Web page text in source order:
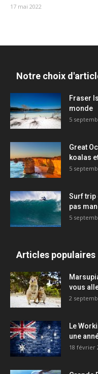
17 mai 2022
Notre choix
Fraser
monde
5
Great
koalas
5
Surf trip
pas
5
Articles populaires
vous
2
Le
une
18 février